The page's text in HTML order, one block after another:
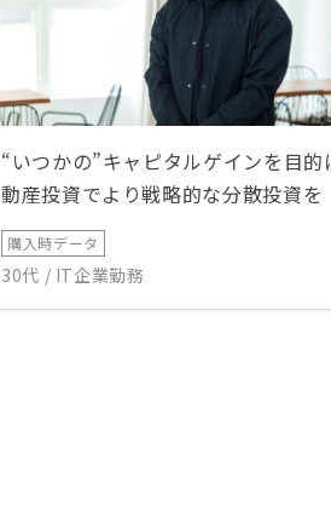
“いつかの”キャピタルゲインを目的
動産投資でより戦略的な分散投資を
購入時データ
30代 / IT企業勤務